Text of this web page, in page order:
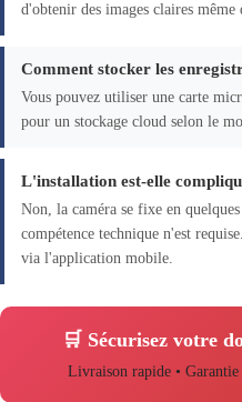
d'obtenir des images claires
Comment stocker les
Vous pouvez utiliser une carte
pour un stockage cloud selon le
L'installation est-elle
Non, la caméra se fixe en
compétence technique n'est
via l'application mobile.
🛒 Sécurisez votre
Livraison rapide •